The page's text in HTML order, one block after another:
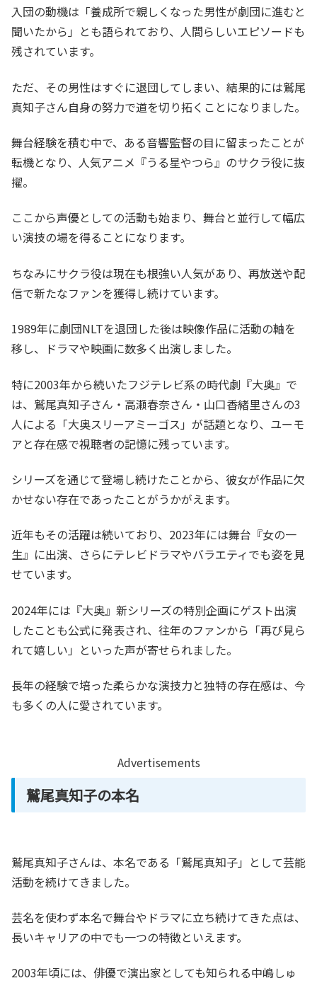
入団の動機は「養成所で親しくなった男性が劇団に進むと
聞いたから」とも語られており、人間らしいエピソードも
残されています。
ただ、その男性はすぐに退団してしまい、結果的には鷲尾
真知子さん自身の努力で道を切り拓くことになりました。
舞台経験を積む中で、ある音響監督の目に留まったことが
転機となり、人気アニメ『うる星やつら』のサクラ役に抜
擢。
ここから声優としての活動も始まり、舞台と並行して幅広
い演技の場を得ることになります。
ちなみにサクラ役は現在も根強い人気があり、再放送や配
信で新たなファンを獲得し続けています。
1989年に劇団NLTを退団した後は映像作品に活動の軸を
移し、ドラマや映画に数多く出演しました。
特に2003年から続いたフジテレビ系の時代劇『大奥』で
は、鷲尾真知子さん・高瀬春奈さん・山口香緒里さんの3
人による「大奥スリーアミーゴス」が話題となり、ユーモ
アと存在感で視聴者の記憶に残っています。
シリーズを通じて登場し続けたことから、彼女が作品に欠
かせない存在であったことがうかがえます。
近年もその活躍は続いており、2023年には舞台『女の一
生』に出演、さらにテレビドラマやバラエティでも姿を見
せています。
2024年には『大奥』新シリーズの特別企画にゲスト出演
したことも公式に発表され、往年のファンから「再び見ら
れて嬉しい」といった声が寄せられました。
長年の経験で培った柔らかな演技力と独特の存在感は、今
も多くの人に愛されています。
Advertisements
鷲尾真知子の本名
鷲尾真知子さんは、本名である「鷲尾真知子」として芸能
活動を続けてきました。
芸名を使わず本名で舞台やドラマに立ち続けてきた点は、
長いキャリアの中でも一つの特徴といえます。
2003年頃には、俳優で演出家としても知られる中嶋しゅ